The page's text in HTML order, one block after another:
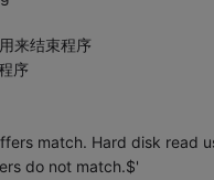
来结束程序
序
match. Hard disk read
do not match.$'